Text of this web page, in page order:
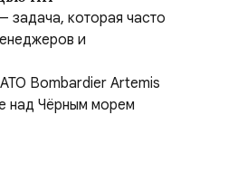
задача, которая часто
и